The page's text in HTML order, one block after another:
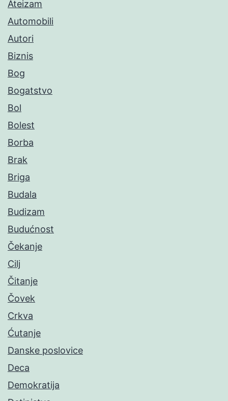
Ateizam
Automobili
Autori
Biznis
Bog
Bogatstvo
Bol
Bolest
Borba
Brak
Briga
Budala
Budizam
Budućnost
Čekanje
Cilj
Čitanje
Čovek
Crkva
Ćutanje
Danske poslovice
Deca
Demokratija